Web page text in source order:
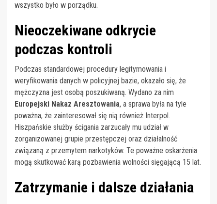
wszystko było w porządku.
Nieoczekiwane odkrycie
podczas kontroli
Podczas standardowej procedury legitymowania i
weryfikowania danych w policyjnej bazie, okazało się, że
mężczyzna jest osobą poszukiwaną. Wydano za nim
Europejski Nakaz Aresztowania, a sprawa była na tyle
poważna, że zainteresował się nią również Interpol.
Hiszpańskie służby ścigania zarzucały mu udział w
zorganizowanej grupie przestępczej oraz działalność
związaną z przemytem narkotyków. Te poważne oskarżenia
mogą skutkować karą pozbawienia wolności sięgającą 15 lat.
Zatrzymanie i dalsze działania